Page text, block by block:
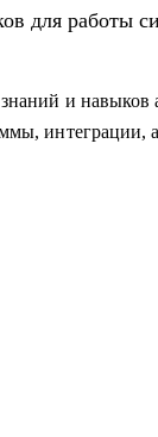
для работы
и навыков
интеграции,